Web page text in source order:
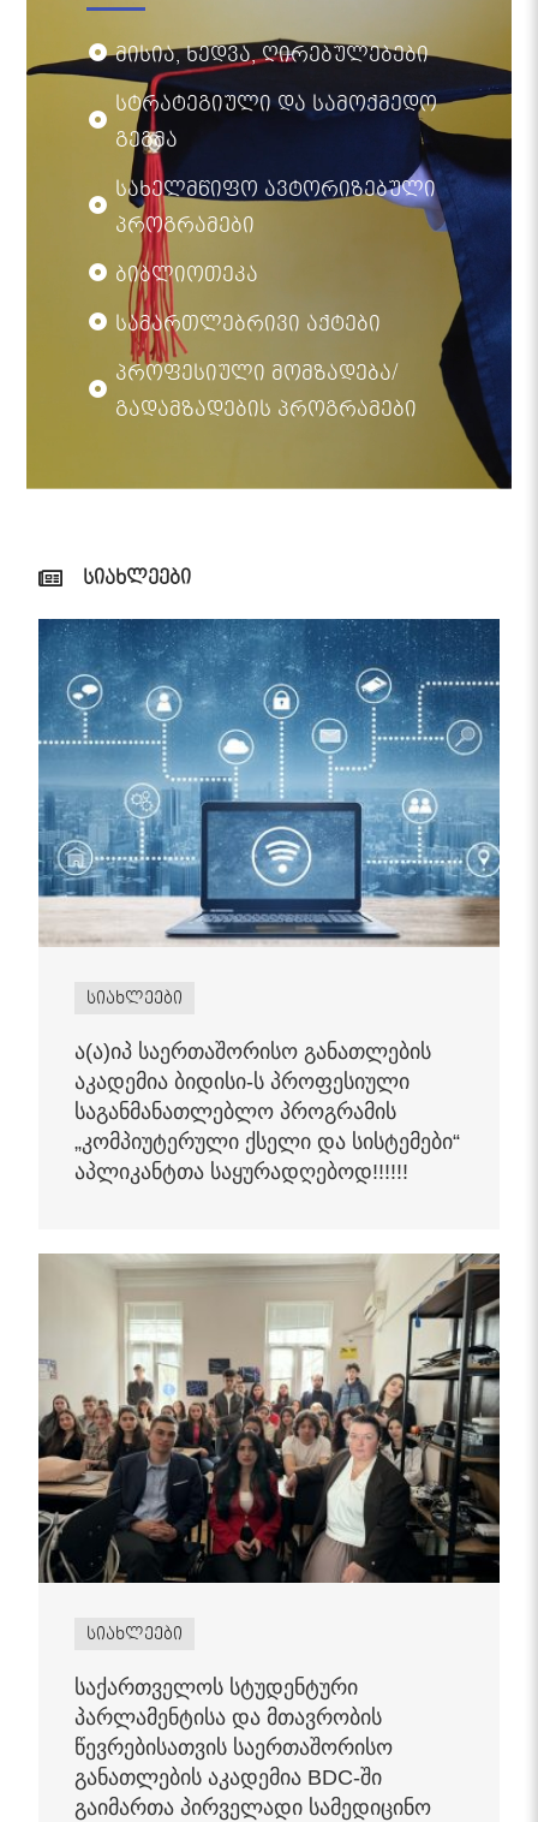
მისია, ხედვა, ღირებულებები
სტრატეგიული და სამოქმედო
გეგმა
სახელმწიფო ავტორიზებული
პროგრამები
ბიბლიოთეკა
სამართლებრივი აქტები
პროფესიული მომზადება/
გადამზადების პროგრამები
სიახლეები
სიახლეები
ა(ა)იპ საერთაშორისო განათლების
აკადემია ბიდისი-ს პროფესიული
საგანმანათლებლო პროგრამის
„კომპიუტერული ქსელი და სისტემები“
აპლიკანტთა საყურადღებოდ!!!!!!
სიახლეები
საქართველოს სტუდენტური
პარლამენტისა და მთავრობის
წევრებისათვის საერთაშორისო
განათლების აკადემია BDC-ში
გაიმართა პირველადი სამედიცინო